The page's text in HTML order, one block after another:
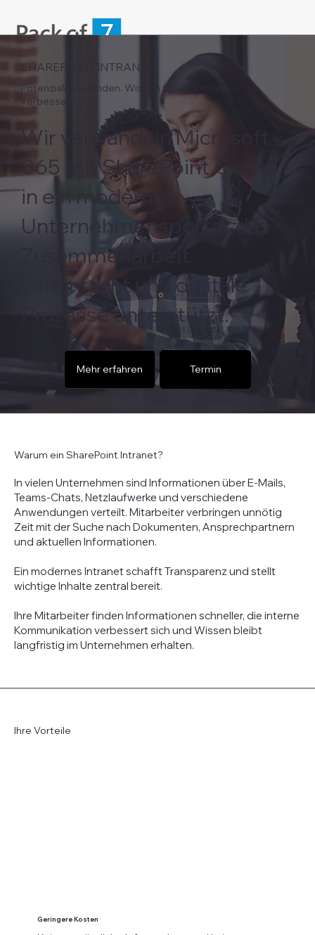
SHAREPOINT INTRANET
Potenziale verbinden. Wissen teilen. Prozesse
verbessern.
Wir verwandeln Microsoft
365 mit SharePoint Online
in ein modernes
Unternehmensportal, das
Zusammenarbeit
vereinfacht und digitale
Prozesse unterstützt.
Mehr erfahren Termin
Warum ein SharePoint Intranet?
In vielen Unternehmen sind Informationen über E-Mails,
Teams-Chats, Netzlaufwerke und verschiedene
Anwendungen verteilt. Mitarbeiter verbringen unnötig
Zeit mit der Suche nach Dokumenten, Ansprechpartnern
und aktuellen Informationen.
Ein modernes Intranet schafft Transparenz und stellt
wichtige Inhalte zentral bereit.
Ihre Mitarbeiter finden Informationen schneller, die interne
Kommunikation verbessert sich und Wissen bleibt
langfristig im Unternehmen erhalten.
Ihre Vorteile
Geringere Kosten